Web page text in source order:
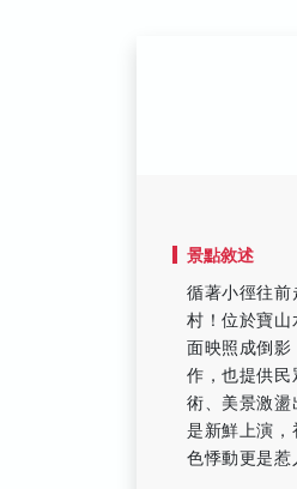
景點敘述
循著小徑往
村！位於寶山
面映照成倒
作，也提供
術、美景激盪
是新鮮上演
色悸動更是惹